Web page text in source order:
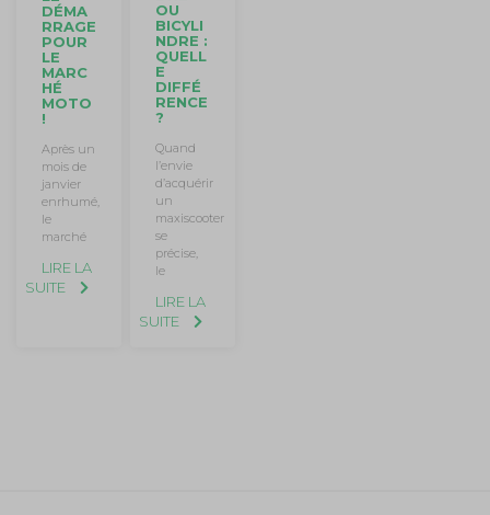
DÉMA
RRAGE
POUR
LE
MARC
HÉ
MOTO
!
Après un
mois de
janvier
enrhumé,
le
marché
LIRE LA
SUITE
OU
BICYLI
NDRE :
QUELL
E
DIFFÉ
RENCE
?
Quand
l’envie
d’acquérir
un
maxiscooter
se
précise,
le
LIRE LA
SUITE